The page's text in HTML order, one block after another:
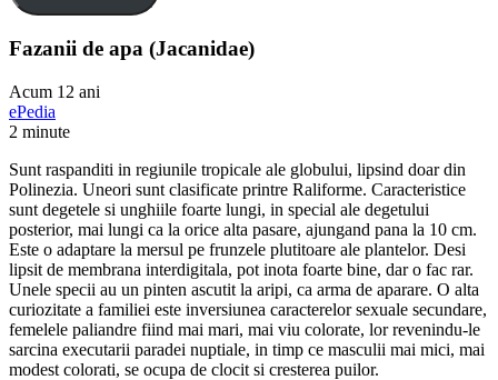
Fazanii de apa (Jacanidae)
Acum 12 ani
ePedia
2 minute
Sunt raspanditi in regiunile tropicale ale globului, lipsind doar din
Polinezia. Uneori sunt clasificate printre Raliforme. Caracteristice
sunt degetele si unghiile foarte lungi, in special ale degetului
posterior, mai lungi ca la orice alta pasare, ajungand pana la 10 cm.
Este o adaptare la mersul pe frunzele plutitoare ale plantelor. Desi
lipsit de membrana interdigitala, pot inota foarte bine, dar o fac rar.
Unele specii au un pinten ascutit la aripi, ca arma de aparare. O alta
curiozitate a familiei este inversiunea caracterelor sexuale secundare,
femelele paliandre fiind mai mari, mai viu colorate, lor revenindu-le
sarcina executarii paradei nuptiale, in timp ce masculii mai mici, mai
modest colorati, se ocupa de clocit si cresterea puilor.